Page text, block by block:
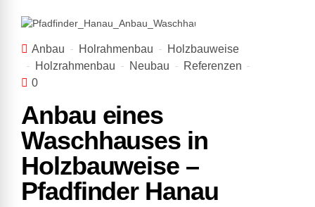
Anbau Holrahmenbau
Holzbauweise
Holzrahmenbau
Neubau
Referenzen
0
Anbau eines
Waschhauses in
Holzbauweise –
Pfadfinder Hanau